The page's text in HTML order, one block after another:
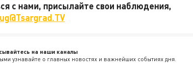
с нами, присылайте свои наблюдения,
ug@Tsargrad.TV
на наши каналы
узнавайте о главных новостях и важнейших событиях дня.